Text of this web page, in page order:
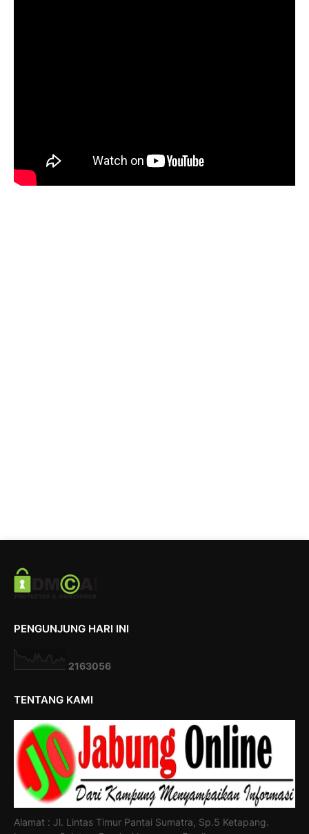
PENGUNJUNG HARI INI
2163056
TENTANG KAMI
Alamat : Jl. Lintas Timur Pantai Sumatra, Sp.5 Ketapang.